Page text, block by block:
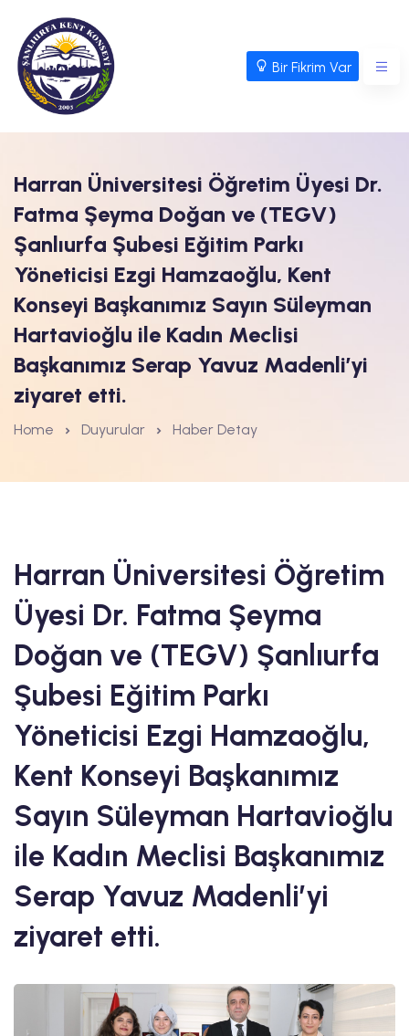
Bir Fikrim Var
Harran Üniversitesi Öğretim Üyesi Dr.
Fatma Şeyma Doğan ve (TEGV)
Şanlıurfa Şubesi Eğitim Parkı
Yöneticisi Ezgi Hamzaoğlu, Kent
Konseyi Başkanımız Sayın Süleyman
Hartavioğlu ile Kadın Meclisi
Başkanımız Serap Yavuz Madenli’yi
ziyaret etti.
Home Duyurular Haber Detay
Harran Üniversitesi Öğretim
Üyesi Dr. Fatma Şeyma
Doğan ve (TEGV) Şanlıurfa
Şubesi Eğitim Parkı
Yöneticisi Ezgi Hamzaoğlu,
Kent Konseyi Başkanımız
Sayın Süleyman Hartavioğlu
ile Kadın Meclisi Başkanımız
Serap Yavuz Madenli’yi
ziyaret etti.